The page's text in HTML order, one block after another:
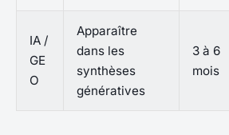
IA /
GE
O
Apparaître
dans les
synthèses
génératives
3 à 6
mois